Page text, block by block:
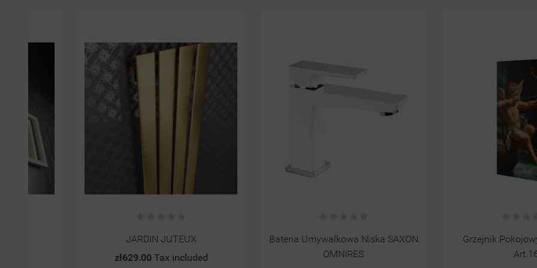
JARDIN JUTEUX
Tax included
Bateria Umywalkowa Niska SAXON
Grzejnik Pokojowy Z